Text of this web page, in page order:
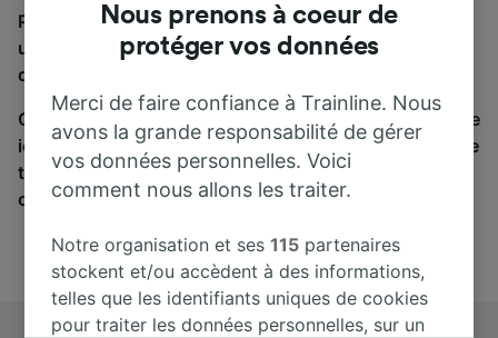
Pour trouver des billets de bus, lancez simplement
une recherche ci-dessus. Nous comparons les temps
de trajets et les prix des voyages, en train et en bus.
Qu’importe votre destination, votre voyage commence
ici. Nous collaborons avec plus de 170 compagnies de
train et de bus. Consultez et achetez vos billets sur
cette page.
Nous prenons à coeur de
protéger vos données
Merci de faire confiance à Trainline. Nous
avons la grande responsabilité de gérer
vos données personnelles. Voici
comment nous allons les traiter.
Notre organisation et ses115 partenaires
stockent et/ou accèdent à des informations,
telles que les identifiants uniques de cookies
pour traiter les données personnelles, sur un